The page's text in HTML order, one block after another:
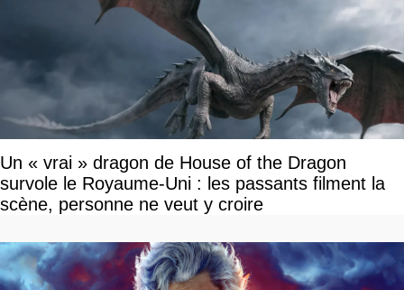
Un « vrai » dragon de House of the Dragon
survole le Royaume-Uni : les passants filment la
scène, personne ne veut y croire